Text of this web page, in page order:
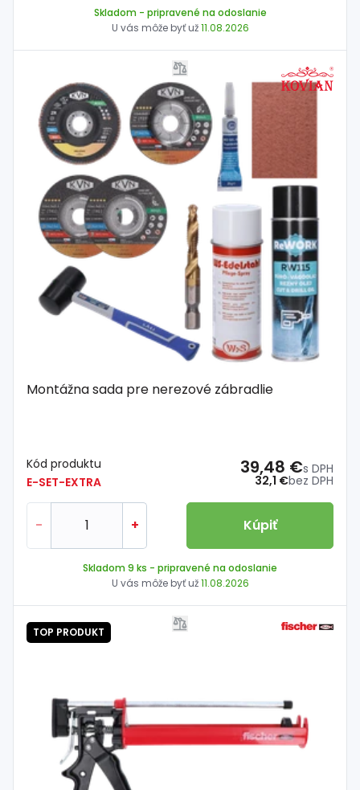
Skladom - pripravené na odoslanie
U vás môže byť už11.08.2026
Montážna sada pre nerezové zábradlie
Kód produktu
E-SET-EXTRA
32,1 €bez DPH
39,48 €s DPH
- + Kúpiť
Skladom 9 ks - pripravené na odoslanie
U vás môže byť už11.08.2026
TOP PRODUKT